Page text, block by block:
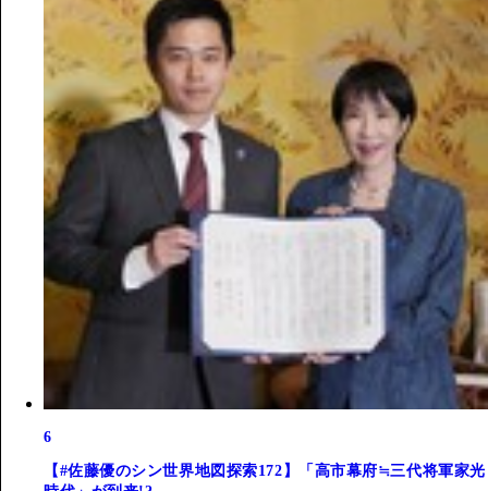
6
【#佐藤優のシン世界地図探索172】「高市幕府≒三代将軍家光